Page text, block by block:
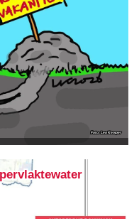
Leo Kemper